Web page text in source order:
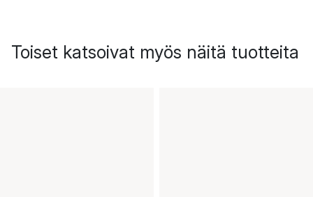
Toiset katsoivat myös näitä tuotteita